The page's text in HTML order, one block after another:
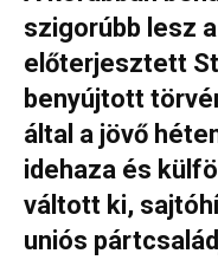
szigorúbb lesz
előterjesztett
benyújtott
által a jövő
idehaza és
váltott ki,
uniós